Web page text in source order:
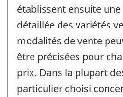
établissent ensuite
détaillée des variétés
modalités de vente
être précisées pour
prix. Dans la plupart
particulier choisi